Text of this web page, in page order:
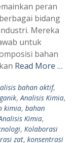
peran
bidang
Mereka
untuk
bahan
Read More …
bahan aktif,
, Analisis Kimia,
kimia, bahan
Kimia,
, Kolaborasi
zat, konsentrasi